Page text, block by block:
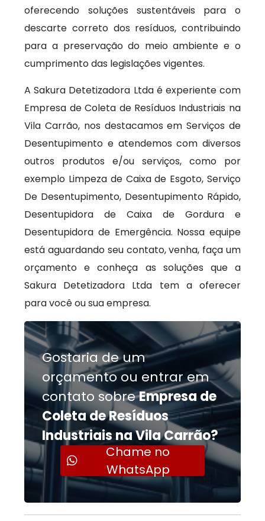
oferecendo soluções sustentáveis para o
descarte correto dos resíduos, contribuindo
para a preservação do meio ambiente e o
cumprimento das legislações vigentes.
A Sakura Detetizadora Ltda é experiente com
Empresa de Coleta de Resíduos Industriais na
Vila Carrão, nos destacamos em Serviços de
Desentupimento e atendemos com diversos
outros produtos e/ou serviços, como por
exemplo Limpeza de Caixa de Esgoto, Serviço
De Desentupimento, Desentupimento Rápido,
Desentupidora de Caixa de Gordura e
Desentupidora de Emergência. Nossa equipe
está aguardando seu contato, venha, faça um
orçamento e conheça as soluções que a
Sakura Detetizadora Ltda tem a oferecer
para você ou sua empresa.
Gostaria de um
orçamento ou entrar em
contato sobreEmpresa de
Coleta de Resíduos
Industriais na Vila Carrão?
Chame no
WhatsApp